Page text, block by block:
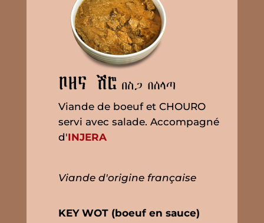
Viande de boeuf et CHOURO
servi avec salade. Accompagné
d'INJERA
Viande d'origine française
KEY WOT (boeuf en sauce)